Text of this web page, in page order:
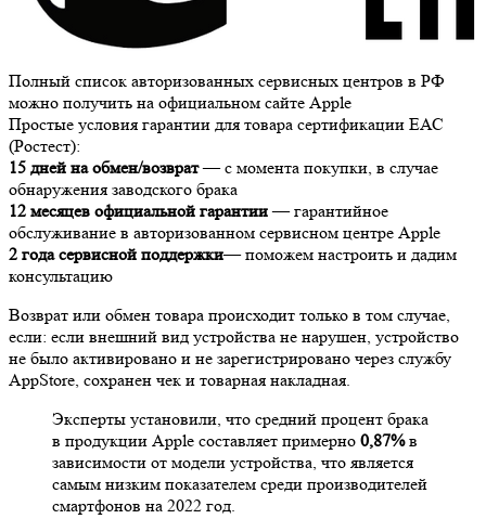
Полный список авторизованных сервисных центров в РФ
можно получить на официальном сайте Apple
Простые условия гарантии для товара сертификации ЕАС
(Ростест):
15 дней на обмен/возврат— с момента покупки, в случае
обнаружения заводского брака
12 месяцев официальной гарантии— гарантийное
обслуживание в авторизованном сервисном центре Apple
2 года сервисной поддержки— поможем настроить и дадим
консультацию
Возврат или обмен товара происходит только в том случае,
если: если внешний вид устройства не нарушен, устройство
не было активировано и не зарегистрировано через службу
AppStore, сохранен чек и товарная накладная.
Эксперты установили, что средний процент брака
в продукции Apple составляет примерно 0,87%в
зависимости от модели устройства, что является
самым низким показателем среди производителей
смартфонов на 2022 год.